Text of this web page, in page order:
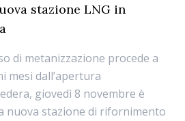
stazione LNG in
di metanizzazione procede a
mesi dall’apertura
giovedì 8 novembre è
nuova stazione di rifornimento